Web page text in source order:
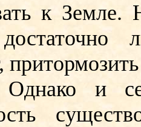
к Земле.
и